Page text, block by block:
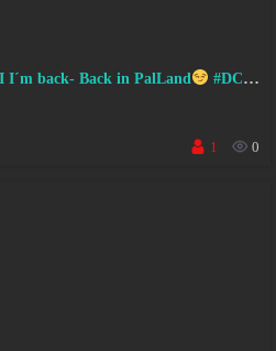
I´m back- Back in PalLand
#DC #FSK18
1
0